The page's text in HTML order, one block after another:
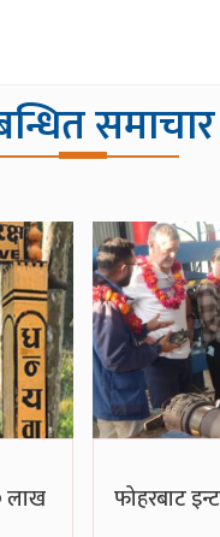
समाचार
लाख
फोहरबाट